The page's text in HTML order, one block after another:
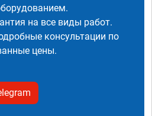
на все виды работ.
консультации по
цены.